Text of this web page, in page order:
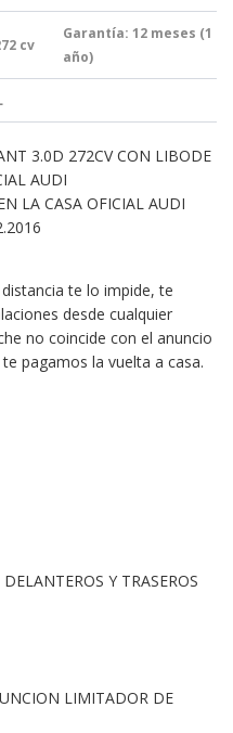
cv
Garantía: 12 meses (1
año)
3.0D 272CV CON LIBODE
AUDI
LA CASA OFICIAL AUDI
te lo impide, te
desde cualquier
no coincide con el anuncio
pagamos la vuelta a casa.
Y TRASEROS
LIMITADOR DE